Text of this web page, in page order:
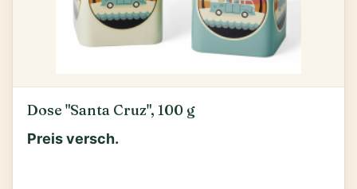
Dose "Santa Cruz", 100 g
Preis versch.